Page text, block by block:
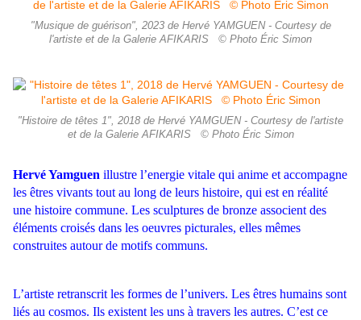
"Musique de guérison", 2023 de Hervé YAMGUEN - Courtesy de
l'artiste et de la Galerie AFIKARIS © Photo Éric Simon
"Histoire de têtes 1", 2018 de Hervé YAMGUEN - Courtesy de l'artiste
et de la Galerie AFIKARIS © Photo Éric Simon
Hervé Yamguen illustre l’energie vitale qui anime et accompagne
les êtres vivants tout au long de leurs histoire, qui est en réalité
une histoire commune. Les sculptures de bronze associent des
éléments croisés dans les oeuvres picturales, elles mêmes
construites autour de motifs communs.
L’artiste retranscrit les formes de l’univers. Les êtres humains sont
liés au cosmos. Ils existent les uns à travers les autres. C’est ce